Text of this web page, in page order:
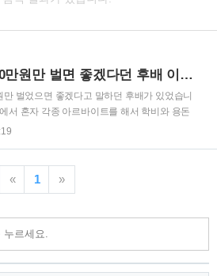
한 달에 100만원만 벌면 좋겠다던 후배 이야기
만 벌었으면 좋겠다고 말하던 후배가 있었습니
서 혼자 각종 아르바이트를 해서 학비와 용돈
후배는 대학을 졸업하고도 준비하던 시험에
한 금액이었고, 이 때문에 이 후배의 소원은 한
벌면 좋겠다는 것이었습니다. 생활고에 시달리
월급을 받게 됐지만 후배는 전혀 기뻐하지 않
리고 원치않는 일을 선택해서 얻은 수입이라
함을 모르고 흥청망청 탕..
« 1 »